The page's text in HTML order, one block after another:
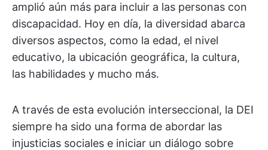
amplió aún más para incluir a las personas con
discapacidad. Hoy en día, la diversidad abarca
diversos aspectos, como la edad, el nivel
educativo, la ubicación geográfica, la cultura,
las habilidades y mucho más.
A través de esta evolución interseccional, la DEI
siempre ha sido una forma de abordar las
injusticias sociales e iniciar un diálogo sobre